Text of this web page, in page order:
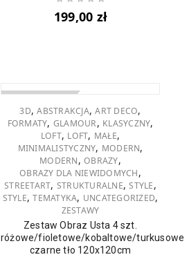
199,00 zł
3D,ABSTRAKCJA,ART DECO,
FORMATY, GLAMOUR, KLASYCZNY,
LOFT, LOFT, MAŁE,
MINIMALISTYCZNY, MODERN,
MODERN,OBRAZY,
OBRAZY DLA NIEWIDOMYCH,
STREETART, STRUKTURALNE,STYLE,
STYLE,TEMATYKA, UNCATEGORIZED,
ZESTAWY
Zestaw Obraz Usta 4 szt.
różowe/fioletowe/kobaltowe/turkusowe
czarne tło 120x120cm